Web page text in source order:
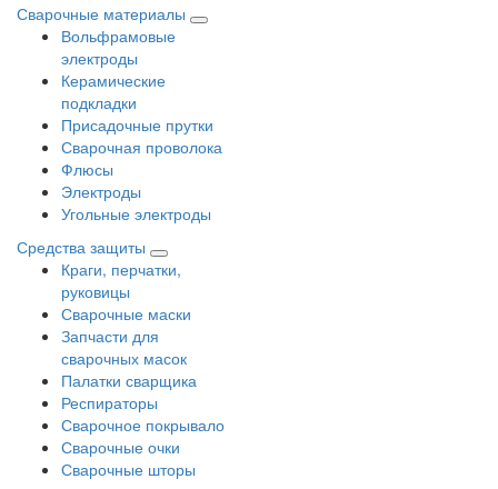
Сварочные материалы
Вольфрамовые
электроды
Керамические
подкладки
Присадочные прутки
Сварочная проволока
Флюсы
Электроды
Угольные электроды
Средства защиты
Краги, перчатки,
руковицы
Сварочные маски
Запчасти для
сварочных масок
Палатки сварщика
Респираторы
Сварочное покрывало
Сварочные очки
Сварочные шторы